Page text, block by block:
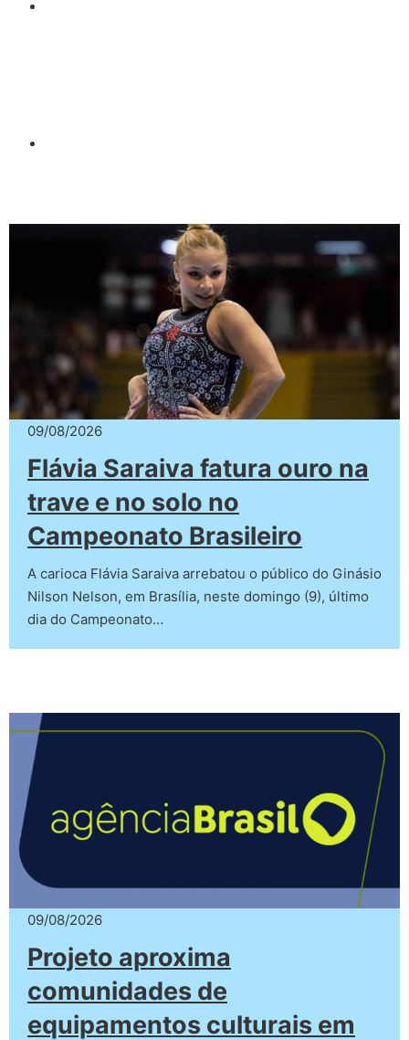
09/08/2026
Flávia Saraiva fatura ouro na
trave e no solo no
Campeonato Brasileiro
A carioca Flávia Saraiva arrebatou o público do Ginásio
Nilson Nelson, em Brasília, neste domingo (9), último
dia do Campeonato…
09/08/2026
Projeto aproxima
comunidades de
equipamentos culturais em